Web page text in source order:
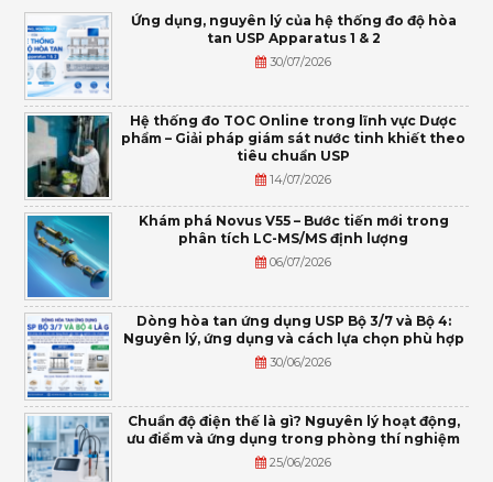
Ứng dụng, nguyên lý của hệ thống đo độ hòa
tan USP Apparatus 1 & 2
30/07/2026
Hệ thống đo TOC Online trong lĩnh vực Dược
phẩm – Giải pháp giám sát nước tinh khiết theo
tiêu chuẩn USP
14/07/2026
Khám phá Novus V55 – Bước tiến mới trong
phân tích LC-MS/MS định lượng
06/07/2026
Dòng hòa tan ứng dụng USP Bộ 3/7 và Bộ 4:
Nguyên lý, ứng dụng và cách lựa chọn phù hợp
30/06/2026
Chuẩn độ điện thế là gì? Nguyên lý hoạt động,
ưu điểm và ứng dụng trong phòng thí nghiệm
25/06/2026